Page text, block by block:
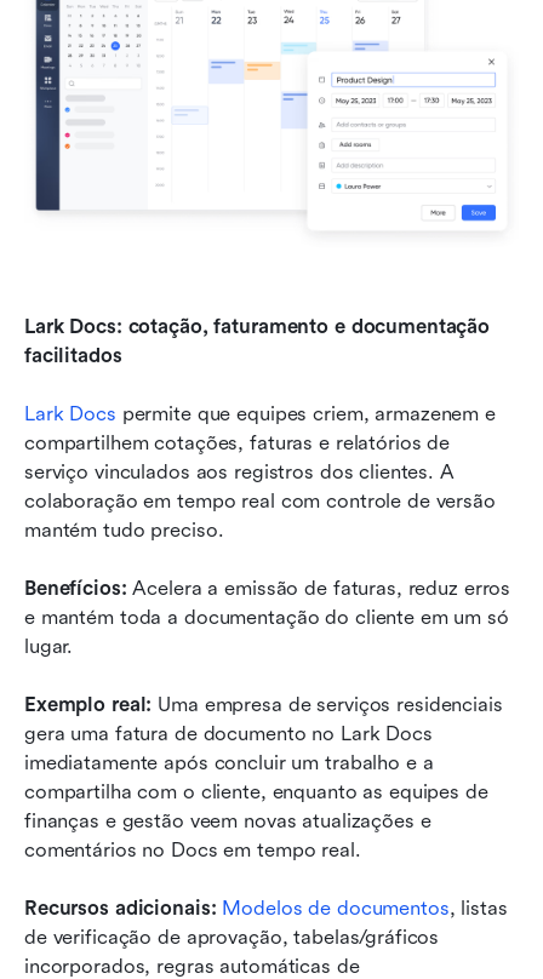
Lark Docs: cotação, faturamento e documentação
facilitados
Lark Docs permite que equipes criem, armazenem e
compartilhem cotações, faturas e relatórios de
serviço vinculados aos registros dos clientes. A
colaboração em tempo real com controle de versão
mantém tudo preciso.
Benefícios: Acelera a emissão de faturas, reduz erros
e mantém toda a documentação do cliente em um só
lugar.
Exemplo real: Uma empresa de serviços residenciais
gera uma fatura de documento no Lark Docs
imediatamente após concluir um trabalho e a
compartilha com o cliente, enquanto as equipes de
finanças e gestão veem novas atualizações e
comentários no Docs em tempo real.
Recursos adicionais: Modelos de documentos, listas
de verificação de aprovação, tabelas/gráficos
incorporados, regras automáticas de